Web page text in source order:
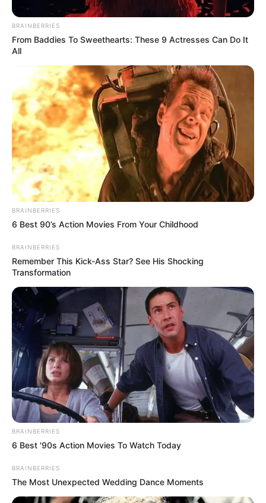
través de otra
ciudad,
impactando a
Estados Unidos
5 May, 2025 by admin
LO MEJOR DEL
VERANO 2025:
China inventa una
nueva generación
de medio de
transporte que
circula por el mar a
través de otra
ciudad,
impactando a
Estados Unidos
BRAINBERRIES
From Baddies To Sweethearts: These 9 Actresses Can Do It
All
BRAINBERRIES
6 Best 90’s Action Movies From Your Childhood
BRAINBERRIES
Remember This Kick-Ass Star? See His Shocking
Transformation
BRAINBERRIES
6 Best '90s Action Movies To Watch Today
BRAINBERRIES
The Most Unexpected Wedding Dance Moments